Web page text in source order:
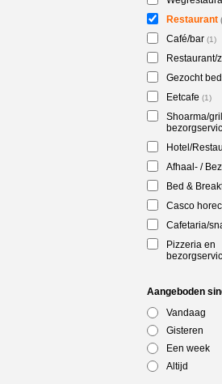
Restaurant
Café/bar (1)
Restaurant/
Gezocht
Eetcafe (1)
Shoarma/
Hotel/
Afhaal- /
Bed &
Casco
Cafetaria/
Pizzeria en
Aangeboden
Vandaag
Gisteren
Een week
Altijd